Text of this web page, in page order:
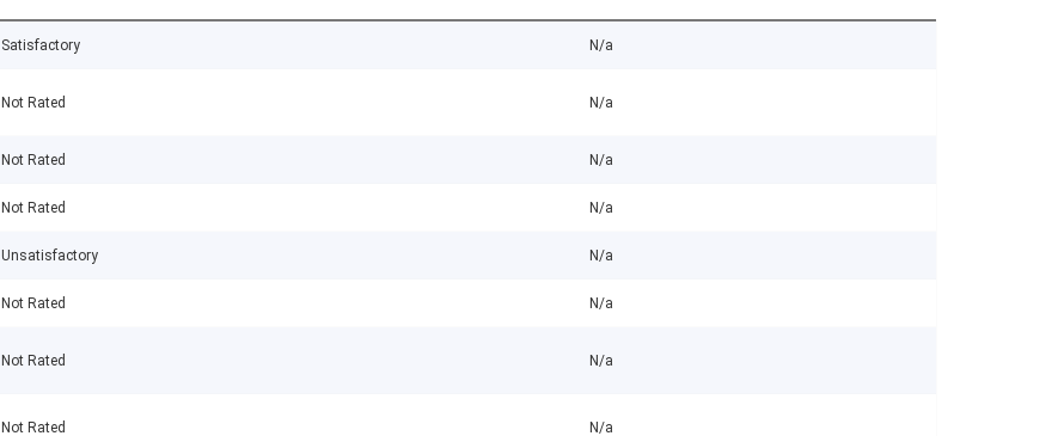
Satisfactory N/a
Not Rated N/a
Not Rated N/a
Not Rated N/a
Unsatisfactory N/a
Not Rated N/a
Not Rated N/a
Not Rated N/a